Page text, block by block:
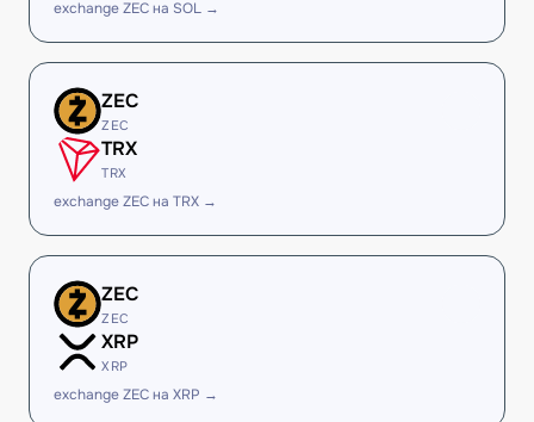
exchange ZEC на SOL →
ZEC
ZEC
TRX
TRX
exchange ZEC на TRX →
ZEC
ZEC
XRP
XRP
exchange ZEC на XRP →